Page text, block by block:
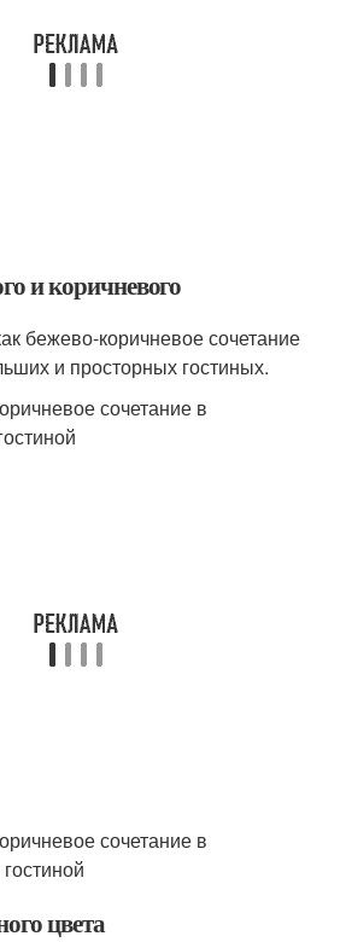
и коричневого
бежево-коричневое сочетание
и просторных гостиных.
цвета